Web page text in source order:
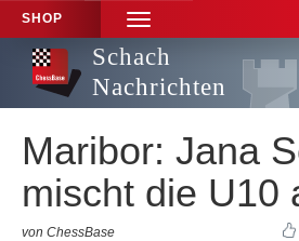
SHOP
TOGGLE
NAVIGATION
Schach
Nachrichten
Maribor: Jana
mischt die U10
von ChessBase